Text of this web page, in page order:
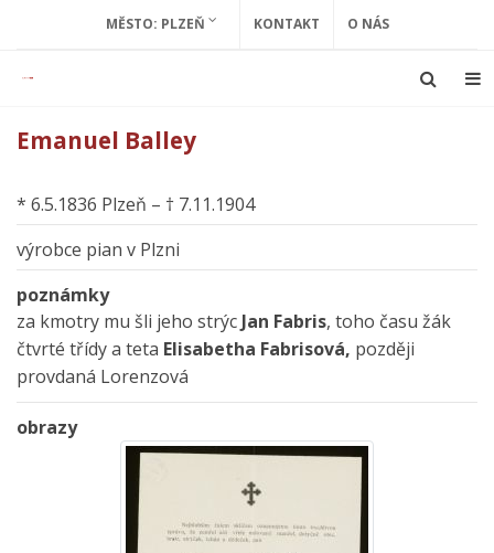
MĚSTO: PLZEŇ KONTAKT O NÁS
Emanuel Balley
* 6.5.1836 Plzeň – † 7.11.1904
výrobce pian v Plzni
poznámky
za kmotry mu šli jeho strýc Jan Fabris, toho času žák
čtvrté třídy a teta Elisabetha Fabrisová, později
provdaná Lorenzová
obrazy